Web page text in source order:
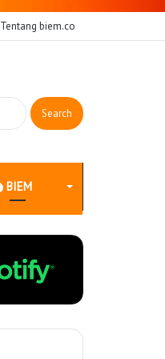
Tentang biem.co
Search
for:
BIEM